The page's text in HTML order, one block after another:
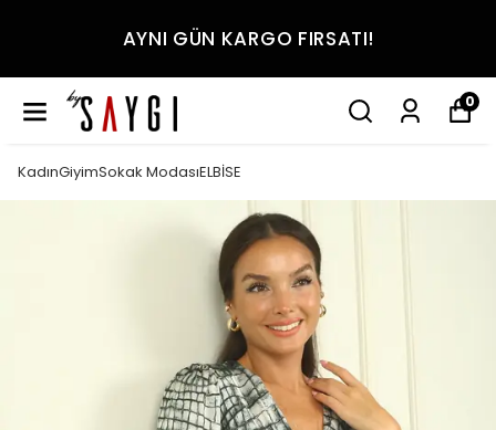
AYNI GÜN KARGO FIRSATI!
0
KadınGiyimSokak ModasıELBİSE